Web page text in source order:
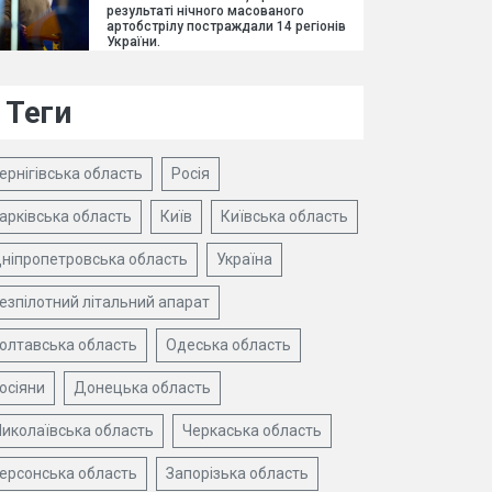
результаті нічного масованого
артобстрілу постраждали 14 регіонів
України.
Теги
область Росія
область Київ Київська область
область Україна
літальний апарат
область Одеська область
Донецька область
область Черкаська область
область Запорізька область